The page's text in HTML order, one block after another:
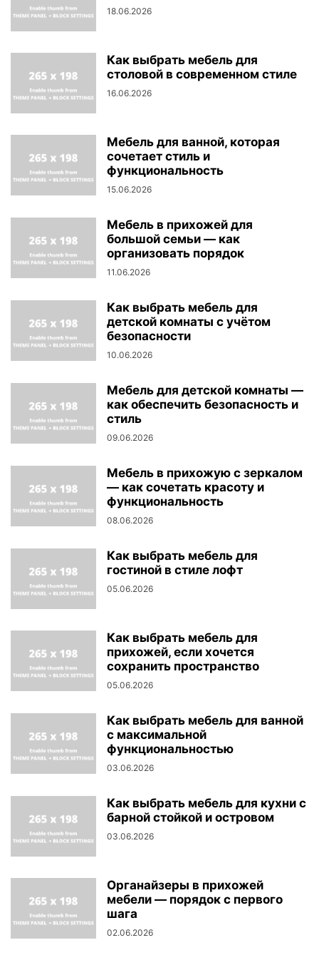
18.06.2026
Как выбрать мебель для
столовой в современном стиле
16.06.2026
Мебель для ванной, которая
сочетает стиль и
функциональность
15.06.2026
Мебель в прихожей для
большой семьи — как
организовать порядок
11.06.2026
Как выбрать мебель для
детской комнаты с учётом
безопасности
10.06.2026
Мебель для детской комнаты —
как обеспечить безопасность и
стиль
09.06.2026
Мебель в прихожую с зеркалом
— как сочетать красоту и
функциональность
08.06.2026
Как выбрать мебель для
гостиной в стиле лофт
05.06.2026
Как выбрать мебель для
прихожей, если хочется
сохранить пространство
05.06.2026
Как выбрать мебель для ванной
с максимальной
функциональностью
03.06.2026
Как выбрать мебель для кухни с
барной стойкой и островом
03.06.2026
Органайзеры в прихожей
мебели — порядок с первого
шага
02.06.2026